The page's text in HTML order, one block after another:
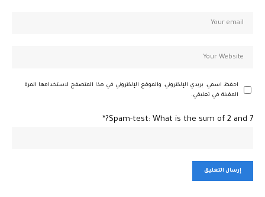
احفظ اسمي، بريدي الإلكتروني، والموقع الإلكتروني في هذا المتصفح لاستخدامها المرة
المقبلة في تعليقي.
Spam-test: What is the sum of 2 and 7?*